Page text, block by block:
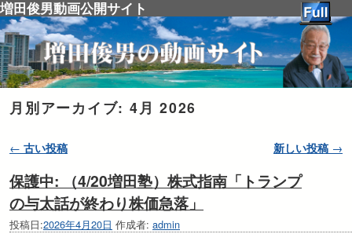
増田俊男動画公開サイト
月別アーカイブ: 4月 2026
投稿ナビゲーション
← 古い投稿 新しい投稿 →
保護中: （4/20増田塾）株式指南「トランプ
の与太話が終わり株価急落」
投稿日:2026年4月20日 作成者: admin